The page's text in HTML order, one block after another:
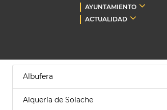
AYUNTAMIENTO
ACTUALIDAD
Albufera
Alquería de Solache